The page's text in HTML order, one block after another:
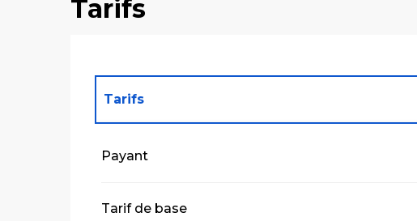
Tarifs
Tarifs
Payant
Tarif de base